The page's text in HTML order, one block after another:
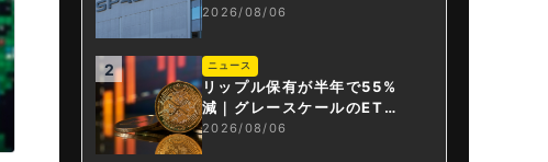
解禁。208億円相当のBTC
が盗難
2026/08/06
2 ニュース
リップル保有が半年で55%
減｜グレースケールのET
F、純資産1.6億ドル減
2026/08/06